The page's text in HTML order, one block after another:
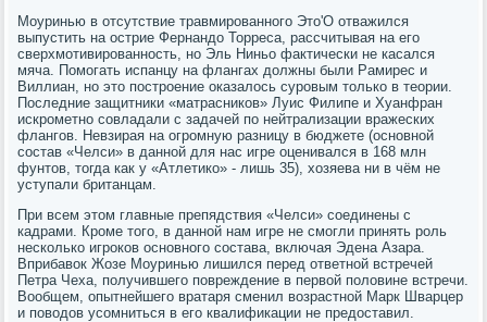
Моуринью в отсутствие травмированного Это'О отважился
выпустить на острие Фернандо Торреса, рассчитывая на его
сверхмотивированность, но Эль Ниньо фактически не касался
мяча. Помогать испанцу на флангах должны были Рамирес и
Виллиан, но это построение оказалось суровым только в теории.
Последние защитники «матрасников» Луис Филипе и Хуанфран
искрометно совладали с задачей по нейтрализации вражеских
флангов. Невзирая на огромную разницу в бюджете (основной
состав «Челси» в данной для нас игре оценивался в 168 млн
фунтов, тогда как у «Атлетико» - лишь 35), хозяева ни в чём не
уступали британцам.
При всем этом главные препядствия «Челси» соединены с
кадрами. Кроме того, в данной нам игре не смогли принять роль
несколько игроков основного состава, включая Эдена Азара.
Вприбавок Жозе Моуринью лишился перед ответной встречей
Петра Чеха, получившего повреждение в первой половине встречи.
Вообщем, опытнейшего вратаря сменил возрастной Марк Шварцер
и поводов усомниться в его квалификации не предоставил.